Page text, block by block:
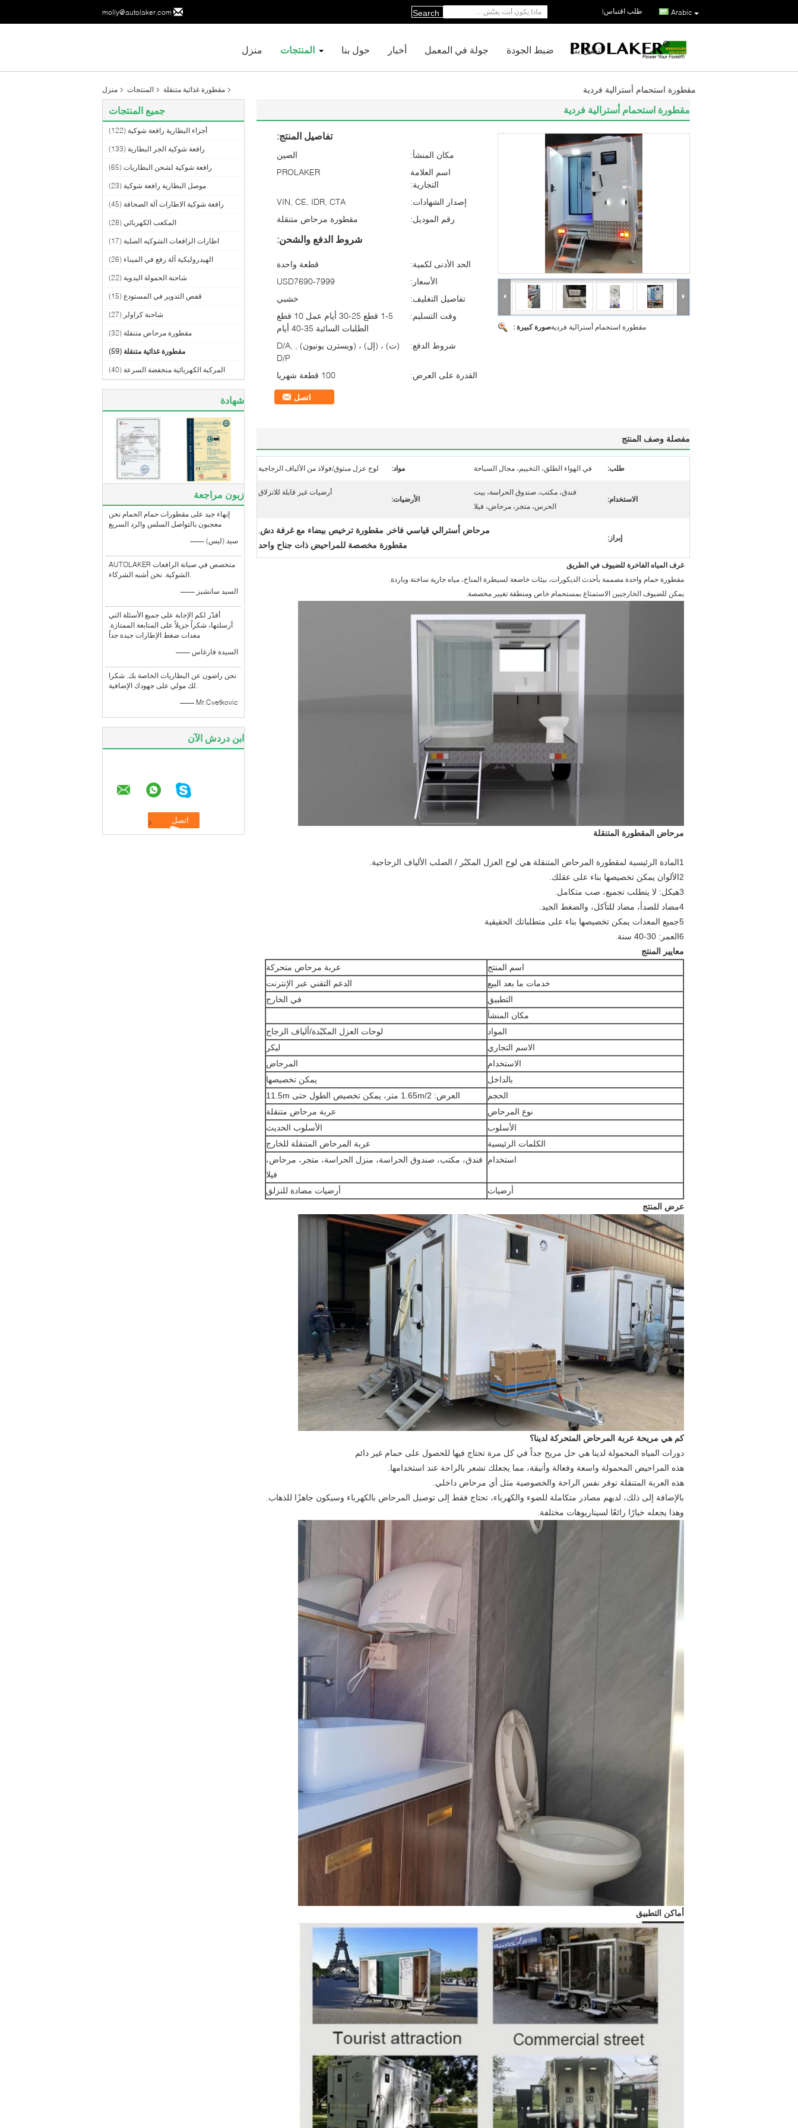
molly@autolaker.com Arabic طلب اقتباس|
Search
منزل المنتجات حول بنا أخبار جولة في المعمل ضبط الجودة اتصل بنا
منزل المنتجات مقطورة غذائية متنقلة مقطورة استحمام أسترالية فردية
جميع المنتجات
أجزاء البطارية رافعة شوكية (122)
رافعة شوكية الجر البطارية (133)
رافعة شوكية لشحن البطاريات (65)
موصل البطارية رافعة شوكية (23)
رافعة شوكية الاطارات آلة الصحافة (45)
المكعب الكهربائي (28)
اطارات الرافعات الشوكيه الصلبة (17)
الهيدروليكية آلة رفع في الميناء (26)
شاحنة الحمولة اليدوية (22)
قفص التدوير في المستودع (15)
شاحنة كراولر (27)
مقطورة مرحاض متنقلة (32)
مقطورة غذائية متنقلة (59)
المركبة الكهربائية منخفضة السرعة (40)
شهادة
زبون مراجعة
إنهاء جيد على مقطورات حمام الحمام نحن
معجبون بالتواصل السلس والرد السريع
—— سيد (ليس)
AUTOLAKER متخصص في صيانة الرافعات
الشوكية. نحن أشبه الشركاء.
—— السيد سانشيز
أقدّر لكم الإجابة على جميع الأسئلة التي
أرسلتها، شكراً جزيلاً على المتابعة الممتازة.
معدات ضغط الإطارات جيدة جداً
—— السيدة فارغاس
نحن راضون عن البطاريات الخاصة بك. شكرا
لك مولي على جهودك الإضافية.
—— Mr.Cvetkovic
ابن دردش الآن
مقطورة استحمام أسترالية فردية
صورة كبيرة :مقطورة استحمام أسترالية فردية
تفاصيل المنتج:
مكان المنشأ:
الصين
اسم العلامة
التجارية:
PROLAKER
إصدار الشهادات:
VIN, CE, IDR, CTA
رقم الموديل:
مقطورة مرحاض متنقلة
شروط الدفع والشحن:
الحد الأدنى لكمية:
قطعة واحدة
الأسعار:
USD7690-7999
تفاصيل التغليف:
خشبي
وقت التسليم:
1-5 قطع 25-30 أيام عمل 10 قطع
الطلبات السائبة 35-40 أيام
شروط الدفع:
(ت) ، (إل) ، (ويسترن يونيون) , D/A,
D/P
القدرة على العرض:
100 قطعة شهريا
اتصل
مفصلة وصف المنتج
طلب: في الهواء الطلق، التخييم، مجال السياحة مواد: لوح عزل مبثوق/فولاذ من الألياف الزجاجية
الاستخدام:
فندق، مكتب، صندوق الحراسة، بيت
الحرس، متجر، مرحاض، فيلا
الأرضيات:
أرضيات غير قابلة للانزلاق
إبراز:
مرحاض أسترالي قياسي فاخر , مقطورة ترخيص بيضاء مع غرفة دش,
مقطورة مخصصة للمراحيض ذات جناح واحد
غرف المياه الفاخرة للضيوف في الطريق
مقطورة حمام واحدة مصممة بأحدث الديكورات، بيئات خاضعة لسيطرة المناخ، مياه جارية ساخنة وباردة.
يمكن للضيوف الخارجيين الاستمتاع بمستحمام خاص ومنطقة تغيير مخصصة.
مرحاض المقطورة المتنقلة
1المادة الرئيسية لمقطورة المرحاض المتنقلة هي لوح العزل المكبّر / الصلب الألياف الزجاجية.
2الألوان يمكن تخصيصها بناء على عقلك.
3هيكل: لا يتطلب تجميع، صب متكامل.
4مضاد للصدأ، مضاد للتآكل، والضغط الجيد.
5جميع المعدات يمكن تخصيصها بناء على متطلباتك الحقيقية
6العمر: 30-40 سنة.
معايير المنتج
اسم المنتج
عربة مرحاض متحركة
خدمات ما بعد البيع
الدعم التقني عبر الإنترنت
التطبيق
في الخارج
مكان المنشأ
المواد
لوحات العزل المكبّدة/ألياف الزجاج
الاسم التجاري
ليكر
الاستخدام
المرحاض
بالداخل
يمكن تخصيصها
الحجم
العرض: 1.65m/2 متر، يمكن تخصيص الطول حتى 11.5m
نوع المرحاض
عربة مرحاض متنقلة
الأسلوب
الأسلوب الحديث
الكلمات الرئيسية
عربة المرحاض المتنقلة للخارج
استخدام
فندق، مكتب، صندوق الحراسة، منزل الحراسة، متجر، مرحاض،
فيلا
أرضيات
أرضيات مضادة للنزلق
عرض المنتج
كم هي مريحة عربة المرحاض المتحركة لدينا؟
دورات المياه المحمولة لدينا هي حل مريح جداً في كل مرة تحتاج فيها للحصول على حمام غير دائم
هذه المراحيض المحمولة واسعة وفعالة وأنيقة، مما يجعلك تشعر بالراحة عند استخدامها.
هذه العربة المتنقلة توفر نفس الراحة والخصوصية مثل أي مرحاض داخلي.
بالإضافة إلى ذلك، لديهم مصادر متكاملة للضوء والكهرباء، تحتاج فقط إلى توصيل المرحاض بالكهرباء وسيكون جاهزًا للذهاب.
وهذا يجعله خيارًا رائعًا لسيناريوهات مختلفة.
أماكن التطبيق